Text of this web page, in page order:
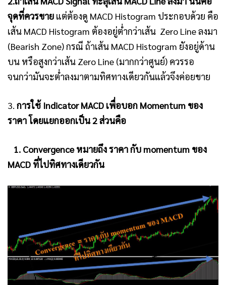
จุดที่ควรขาย แต่ต้องดู MACD Histogram ประกอบด้วย คือ
เส้น MACD Histogram ต้องอยู่ต่ำกว่าเส้น Zero Line ลงมา
(Bearish Zone) กรณี ถ้าเส้น MACD Histogram ยังอยู่ด้าน
บน หรือสูงกว่าเส้น Zero Line (มากกว่าศูนย์) ควรรอ
จนกว่ามันจะต่ำลงมาตามทิศทางเดียวกันแล้วจึงค่อยขาย
3. การใช้ Indicator MACD เพื่อบอก Momentum ของ
ราคา โดยแยกออกเป็น 2 ส่วนคือ
1. Convergence หมายถึง ราคา กับ momentum ของ
MACD ที่ไปทิศทางเดียวกัน